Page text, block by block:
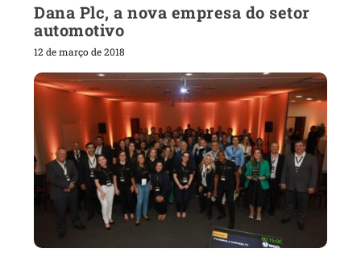
Dana Plc, a nova empresa do setor
automotivo
12 de março de 2018